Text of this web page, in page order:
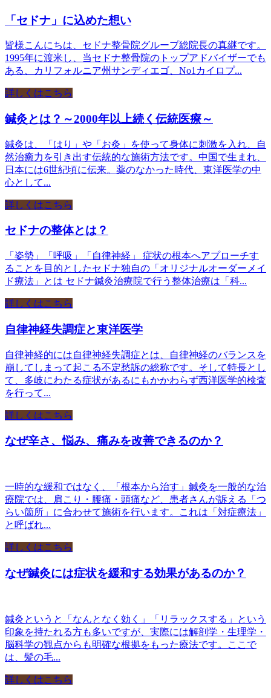
「セドナ」に込めた想い
皆様こんにちは、セドナ整骨院グループ総院長の真継です。
1995年に渡米し、当セドナ整骨院のトップアドバイザーでも
ある、カリフォルニア州サンディエゴ、No1カイロプ...
詳しくはこちら
鍼灸とは？～2000年以上続く伝統医療～
鍼灸は、「はり」や「お灸」を使って身体に刺激を入れ、自
然治癒力を引き出す伝統的な施術方法です。中国で生まれ、
日本には6世紀頃に伝来。薬のなかった時代、東洋医学の中
心として...
詳しくはこちら
セドナの整体とは？
「姿勢」「呼吸」「自律神経」 症状の根本へアプローチす
ることを目的としたセドナ独自の「オリジナルオーダーメイ
ド療法」とは セドナ鍼灸治療院で行う整体治療は「科...
詳しくはこちら
自律神経失調症と東洋医学
自律神経的には自律神経失調症とは、自律神経のバランスを
崩してしまって起こる不定愁訴の総称です。そして特長とし
て、多岐にわたる症状があるにもかかわらず西洋医学的検査
を行って...
詳しくはこちら
なぜ辛さ、悩み、痛みを改善できるのか？
一時的な緩和ではなく、「根本から治す」鍼灸を一般的な治
療院では、肩こり・腰痛・頭痛など、患者さんが訴える「つ
らい箇所」に合わせて施術を行います。これは「対症療法」
と呼ばれ...
詳しくはこちら
なぜ鍼灸には症状を緩和する効果があるのか？
鍼灸というと「なんとなく効く」「リラックスする」という
印象を持たれる方も多いですが、実際には解剖学・生理学・
脳科学の観点からも明確な根拠をもった療法です。ここで
は、髪の毛...
詳しくはこちら